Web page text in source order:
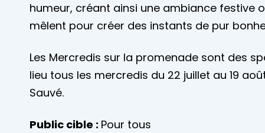
humeur, créant ainsi une ambiance festive
mêlent pour créer des instants de pur
Les Mercredis sur la promenade sont des
lieu tous les mercredis du 22 juillet au 19
Sauvé.
Public cible : Pour tous